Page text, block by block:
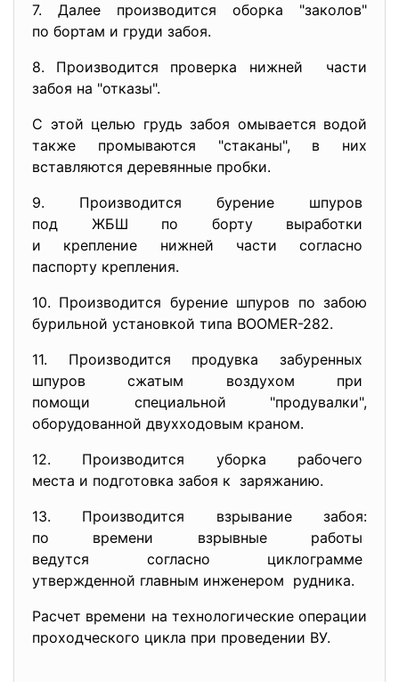
7. Далее производится оборка "заколов"
по бортам и груди забоя.
8. Производится проверка нижней части
забоя на "отказы".
С этой целью грудь забоя омывается водой
также промываются "стаканы", в них
вставляются деревянные пробки.
9. Производится бурение шпуров
под ЖБШ по борту выработки
и крепление нижней части согласно
паспорту крепления.
10. Производится бурение шпуров по забою
бурильной установкой типа BOOMER-282.
11. Производится продувка забуренных
шпуров сжатым воздухом при
помощи специальной "продувалки",
оборудованной двухходовым краном.
12. Производится уборка рабочего
места и подготовка забоя к заряжанию.
13. Производится взрывание забоя:
по времени взрывные работы
ведутся согласно циклограмме
утвержденной главным инженером рудника.
Расчет времени на технологические операции
проходческого цикла при проведении ВУ.